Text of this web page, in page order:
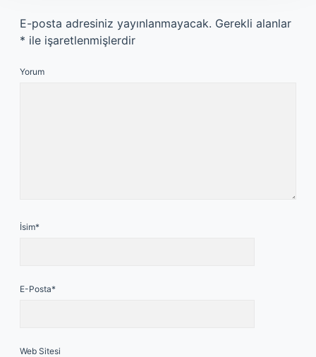
E-posta adresiniz yayınlanmayacak. Gerekli alanlar
* ile işaretlenmişlerdir
Yorum
İsim*
E-Posta*
Web Sitesi